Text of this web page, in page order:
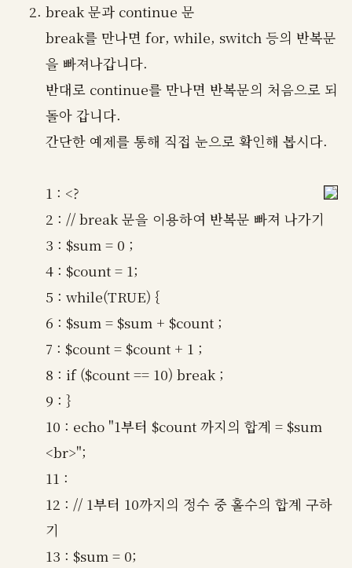
break 문과 continue 문
break를 만나면 for, while, switch 등의 반복문
을 빠져나갑니다.
반대로 continue를 만나면 반복문의 처음으로 되
돌아 갑니다.
간단한 예제를 통해 직접 눈으로 확인해 봅시다.
1 : <?
2 : // break 문을 이용하여 반복문 빠져 나가기
3 : $sum = 0 ;
4 : $count = 1;
5 : while(TRUE) {
6 : $sum = $sum + $count ;
7 : $count = $count + 1 ;
8 : if ($count == 10) break ;
9 : }
10 : echo "1부터 $count 까지의 합계 = $sum
<br>";
11 :
12 : // 1부터 10까지의 정수 중 홀수의 합계 구하
기
13 : $sum = 0;